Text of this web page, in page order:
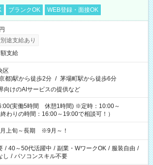
ブランクOK WEB登録・面接OK
途支給あり
支給
区
都)駅から徒歩2分 / 茅場町駅から徒歩6分
向けのAIサービスの提供など
実働5時間 休憩1時間) ※定時：10:00～
わりの時間：16:00～19:00で相談可！）
上旬～長期 ※9月～！
/ 40～50代活躍中 / 副業・WワークOK / 服装自由 /
し / パソコンスキル不要